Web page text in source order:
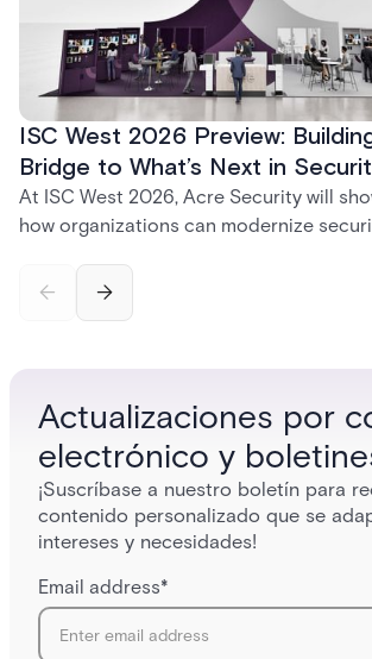
ISC West 2026 Preview:
Bridge to What’s Next in
At ISC West 2026, Acre Security will
how organizations can modernize
the unified One Acre ecosystem, Acre
creates a practical path between
Actualizaciones por
electrónico y
¡Suscríbase a nuestro boletín para
contenido personalizado que se
intereses y necesidades!
Email address*